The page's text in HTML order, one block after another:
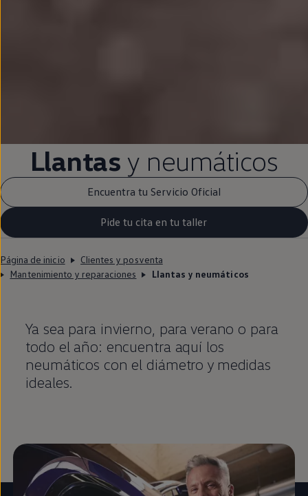
Llantas y neumáticos
Encuentra tu Servicio Oficial
Pide tu cita en tu taller
Página de inicio
Clientes y posventa
Mantenimiento y reparaciones
Llantas y neumáticos
Ya sea para invierno, para verano o para
todo el año: encuentra aquí los
neumáticos con el diámetro y medidas
ideales.